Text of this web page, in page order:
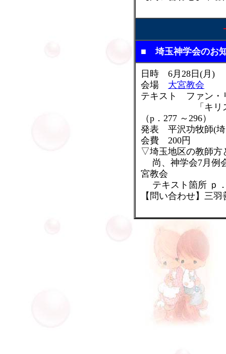
■ 埼玉神学会のお
日時 6月28日(月)
会場 大宮教会
テキスト ファン・
「キリスト者
（p．277 ～296）
発表 平沢功牧師(埼
会費 200円
▽埼玉地区の教師方
尚、神学会7月例
宮教会
テキスト箇所 ｐ
【問い合わせ】三